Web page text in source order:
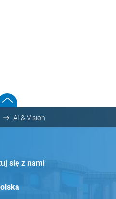
AI & Vision
się z nami